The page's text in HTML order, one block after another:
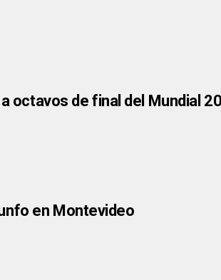
octavos de final del Mundial
en Montevideo